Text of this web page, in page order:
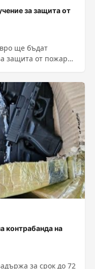
за защита от
ще бъдат
защита от пожари
контрабанда на
за срок до 72